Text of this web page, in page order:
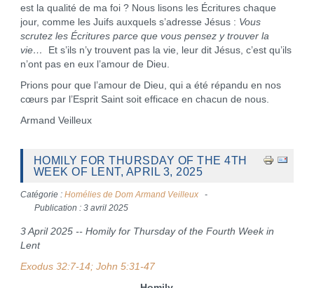
est la qualité de ma foi ? Nous lisons les Écritures chaque
jour, comme les Juifs auxquels s’adresse Jésus : Vous
scrutez les Écritures parce que vous pensez y trouver la
vie…
Et s’ils n’y trouvent pas la vie, leur dit Jésus, c’est qu’ils
n’ont pas en eux l’amour de Dieu.
Prions pour que l’amour de Dieu, qui a été répandu en nos
cœurs par l’Esprit Saint soit efficace en chacun de nous.
Armand Veilleux
HOMILY FOR THURSDAY OF THE 4TH
WEEK OF LENT, APRIL 3, 2025
Catégorie : Homélies de Dom Armand Veilleux
Publication : 3 avril 2025
3 April 2025 -- Homily for Thursday of the Fourth Week in
Lent
Exodus 32:7-14; John 5:31-47